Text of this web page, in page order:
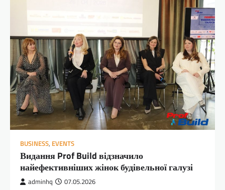
BUSINESS, EVENTS
Видання Prof Build відзначило
найефективніших жінок будівельної галузі
adminhq 07.05.2026